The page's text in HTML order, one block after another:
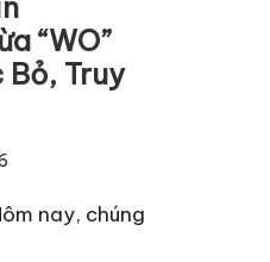
“WO”
Bỏ, Truy
nay, chúng